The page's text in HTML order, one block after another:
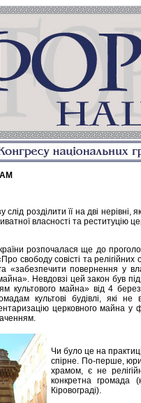
розділити її на дві нерівні,
власності та реституцію
розпочалася ще до
«Про свободу совісті та
«забезпечити повернення у
Невдовзі цей закон був
культового майна» від 4
культові будівлі, які не
церковного майна у
Чи було це на
спірне. По-перше,
храмом, є не
конкретна громада
Кіровограді).